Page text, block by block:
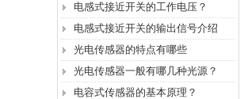
电感式接近开关的工作电压？
电感式接近开关的输出信号介绍
光电传感器的特点有哪些
光电传感器一般有哪几种光源？
电容式传感器的基本原理？